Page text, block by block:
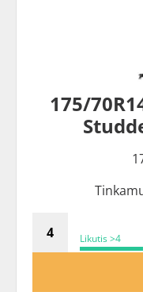
175/
Likutis >4